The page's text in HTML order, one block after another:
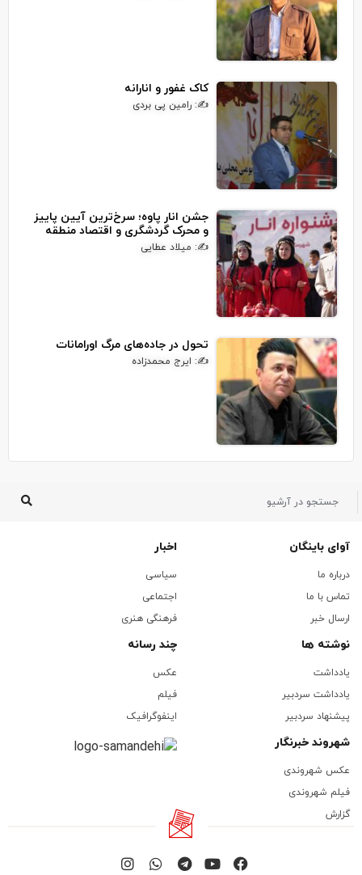
کاک غفور و انارانه
✍: رامین پی بردی
جشن انار پاوه؛ سرخ‌ترین آیین پاییز
و محرک گردشگری و اقتصاد منطقه
✍: میلاد عطایی
تحول در جاده‌های مرگ اورامانات
✍: ایرج محمدزاده
آوای باینگان
درباره ما
تماس با ما
ارسال خبر
اخبار
سیاسی
اجتماعی
فرهنگی هنری
نوشته ها
یادداشت
یادداشت سردبیر
پیشنهاد سردبیر
چند رسانه
عکس
فیلم
اینفوگرافیک
شهروند خبرنگار
عکس شهروندی
فیلم شهروندی
گزارش